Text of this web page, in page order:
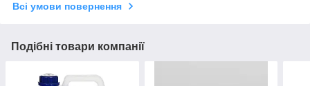
Всі умови повернення
Подібні товари компанії